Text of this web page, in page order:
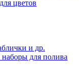
цветов
и др.
для полива